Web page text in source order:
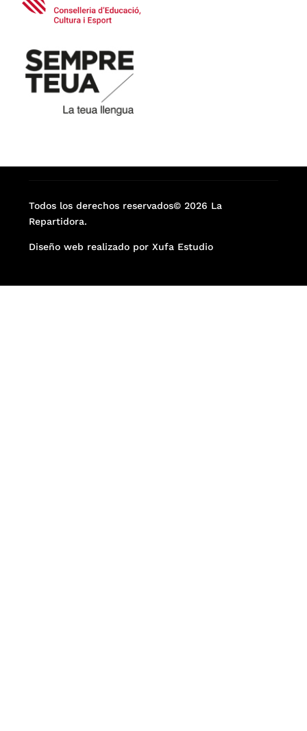
Todos los derechos reservados© 2026 La
Repartidora.
Diseño web realizado por Xufa Estudio